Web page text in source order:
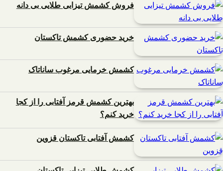
فروش کشمش تیزابی طلایی بی دانه
خرید حضوری کشمش تاکستان
کشمش خرمایی مرغوب ساناتاک
بهترین کشمش قرمز آفتابی را از کجا
خرید کنم؟
کشمش آفتابی تاکستان قزوین